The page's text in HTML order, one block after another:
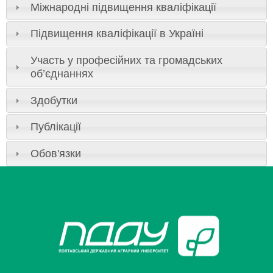
Міжнародні підвищення кваліфікації
Підвищення кваліфікації в Україні
Участь у професійних та громадських
об’єднаннях
Здобутки
Публікації
Обов'язки